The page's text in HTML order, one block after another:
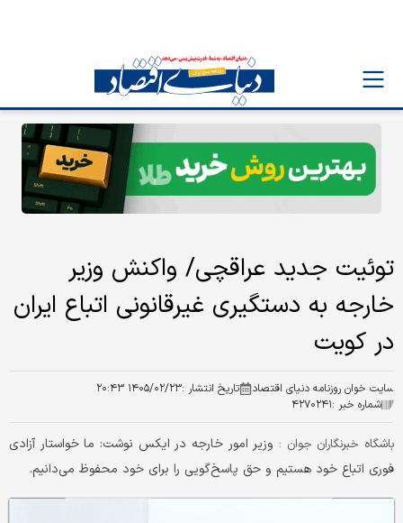
توئیت جدید عراقچی/ واکنش وزیر
خارجه به دستگیری غیرقانونی اتباع ایران
در کویت
سایت خوان روزنامه دنیای اقتصاد تاریخ انتشار :۱۴۰۵/۰۲/۲۳ ۲۰:۴۳
شماره خبر :۴۲۷۰۲۴۱
باشگاه خبرنگاران جوان : وزیر امور خارجه در ایکس نوشت: ما خواستار آزادی
فوری اتباع خود هستیم و حق پاسخ‌گویی را برای خود محفوظ می‌دانیم.